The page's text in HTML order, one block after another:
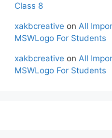
Class 8
xakbcreative on All
MSWLogo For Students
xakbcreative on All
MSWLogo For Students